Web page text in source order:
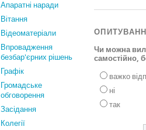
Апаратні наради
Вiтання
Відеоматеріали
Впровадження
безбар'єрних рішень
Графiк
Громадське
обговорення
Засідання
Колегії
Чи можна
самостійно,
важко
ні
так